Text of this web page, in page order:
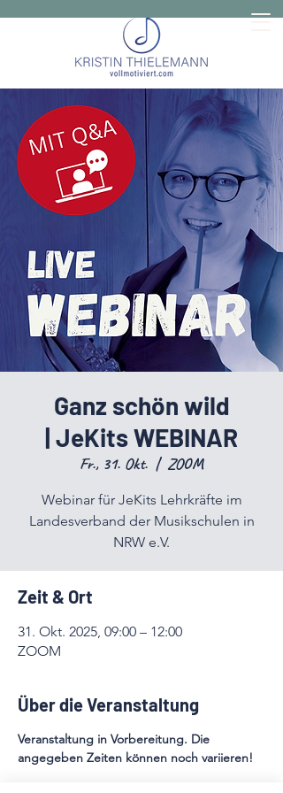
Ganz schön wild
| JeKits WEBINAR
Fr., 31. Okt.
  |
ZOOM
Webinar für JeKits Lehrkräfte im
Landesverband der Musikschulen in
NRW e.V.
Zeit & Ort
31. Okt. 2025, 09:00 – 12:00
ZOOM
Über die Veranstaltung
Veranstaltung in Vorbereitung. Die
angegeben Zeiten können noch variieren!